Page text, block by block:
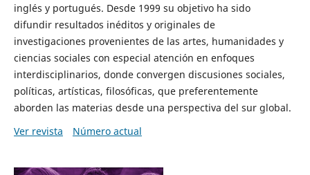
inglés y portugués. Desde 1999 su objetivo ha sido
difundir resultados inéditos y originales de
investigaciones provenientes de las artes, humanidades y
ciencias sociales con especial atención en enfoques
interdisciplinarios, donde convergen discusiones sociales,
políticas, artísticas, filosóficas, que preferentemente
aborden las materias desde una perspectiva del sur global.
Ver revista
Número actual